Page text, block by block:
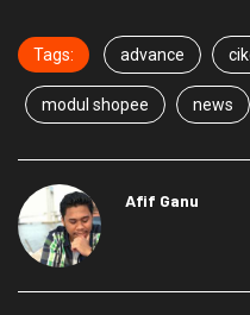
Tags: advance
modul shopee news
Afif Ganu